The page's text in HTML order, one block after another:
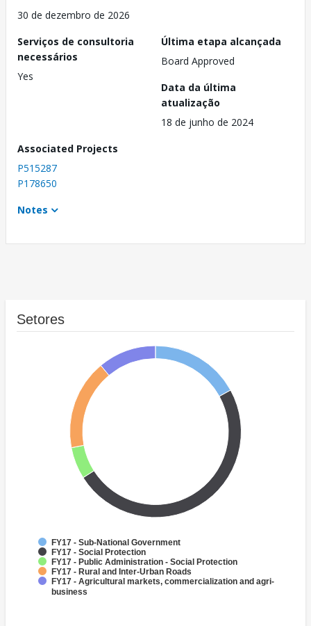
30 de dezembro de 2026
Serviços de consultoria
necessários
Yes
Última etapa alcançada
Board Approved
Data da última
atualização
18 de junho de 2024
Associated Projects
P515287
P178650
Notes
Setores
FY17 - Sub-National Government
FY17 - Social Protection
FY17 - Public Administration - Social Protection
FY17 - Rural and Inter-Urban Roads
FY17 - Agricultural markets, commercialization and agri-
business